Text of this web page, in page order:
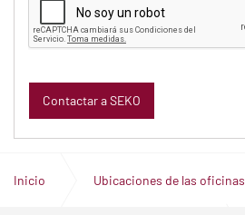
Inicio Ubicaciones de las oficinas